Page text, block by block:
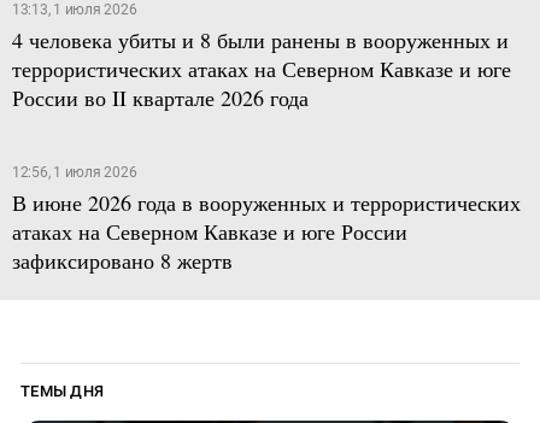
13:13, 1 июля 2026
4 человека убиты и 8 были ранены в вооруженных и
террористических атаках на Северном Кавказе и юге
России во II квартале 2026 года
12:56, 1 июля 2026
В июне 2026 года в вооруженных и террористических
атаках на Северном Кавказе и юге России
зафиксировано 8 жертв
ТЕМЫ ДНЯ